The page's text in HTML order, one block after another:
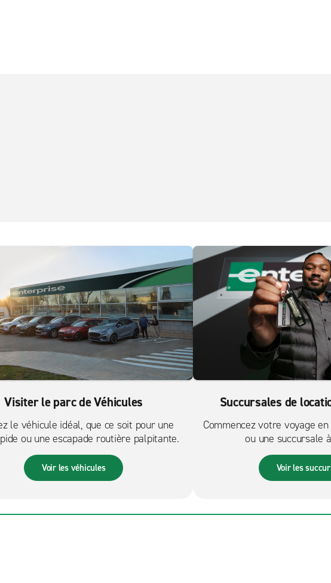
Visiter le parc de Véhicules
le véhicule idéal, que ce soit pour une
ou une escapade routière palpitante.
Voir les véhicules
Succursales de
Commencez votre voyage
ou une succursale
Voir les